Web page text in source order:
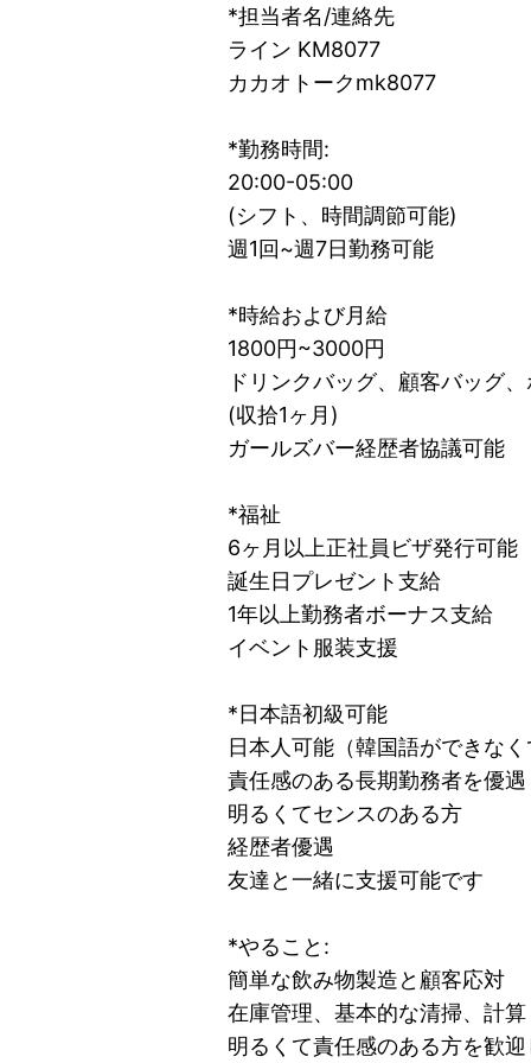
*担当者名/連絡先
ライン KM8077
カカオトークmk8077
*勤務時間:
20:00-05:00
(シフト、時間調節可能)
週1回~週7日勤務可能
*時給および月給
1800円~3000円
ドリンクバッグ、顧客バッグ
(収拾1ヶ月)
ガールズバー経歴者協議可能
*福祉
6ヶ月以上正社員ビザ発行可能
誕生日プレゼント支給
1年以上勤務者ボーナス支給
イベント服装支援
*日本語初級可能
日本人可能（韓国語ができなく
責任感のある長期勤務者を優遇
明るくてセンスのある方
経歴者優遇
友達と一緒に支援可能です
*やること:
簡単な飲み物製造と顧客応対
在庫管理、基本的な清掃、計算
明るくて責任感のある方を歓迎